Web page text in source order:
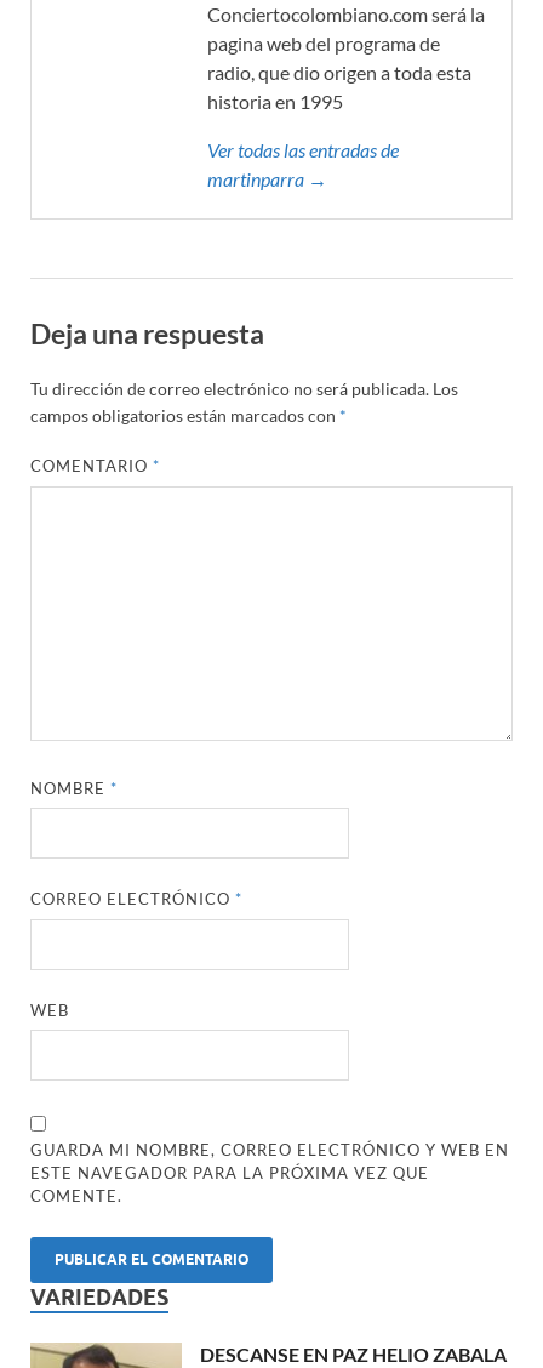
Conciertocolombiano.com será la
pagina web del programa de
radio, que dio origen a toda esta
historia en 1995
Ver todas las entradas de
martinparra →
Deja una respuesta
Tu dirección de correo electrónico no será publicada. Los
campos obligatorios están marcados con *
COMENTARIO*
NOMBRE*
CORREO ELECTRÓNICO*
WEB
GUARDA MI NOMBRE, CORREO ELECTRÓNICO Y WEB EN
ESTE NAVEGADOR PARA LA PRÓXIMA VEZ QUE
COMENTE.
VARIEDADES
DESCANSE EN PAZ HELIO ZABALA